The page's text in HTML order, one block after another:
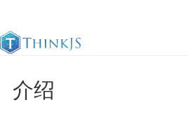
官方文档
介绍